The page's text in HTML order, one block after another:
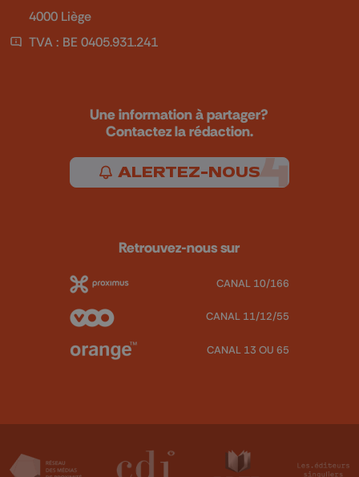
4000 Liège
TVA : BE 0405.931.241
Une information à partager?
Contactez la rédaction.
ALERTEZ-NOUS
Retrouvez-nous sur
CANAL 10/166
CANAL 11/12/55
CANAL 13 OU 65